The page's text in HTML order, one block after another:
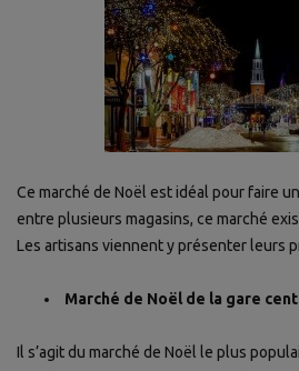
Ce marché de Noël est idéal pour faire
entre plusieurs magasins, ce marché
Les artisans viennent y présenter leurs
Marché de Noël de la gare
Il s’agit du marché de Noël le plus